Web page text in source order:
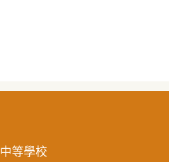
等學校